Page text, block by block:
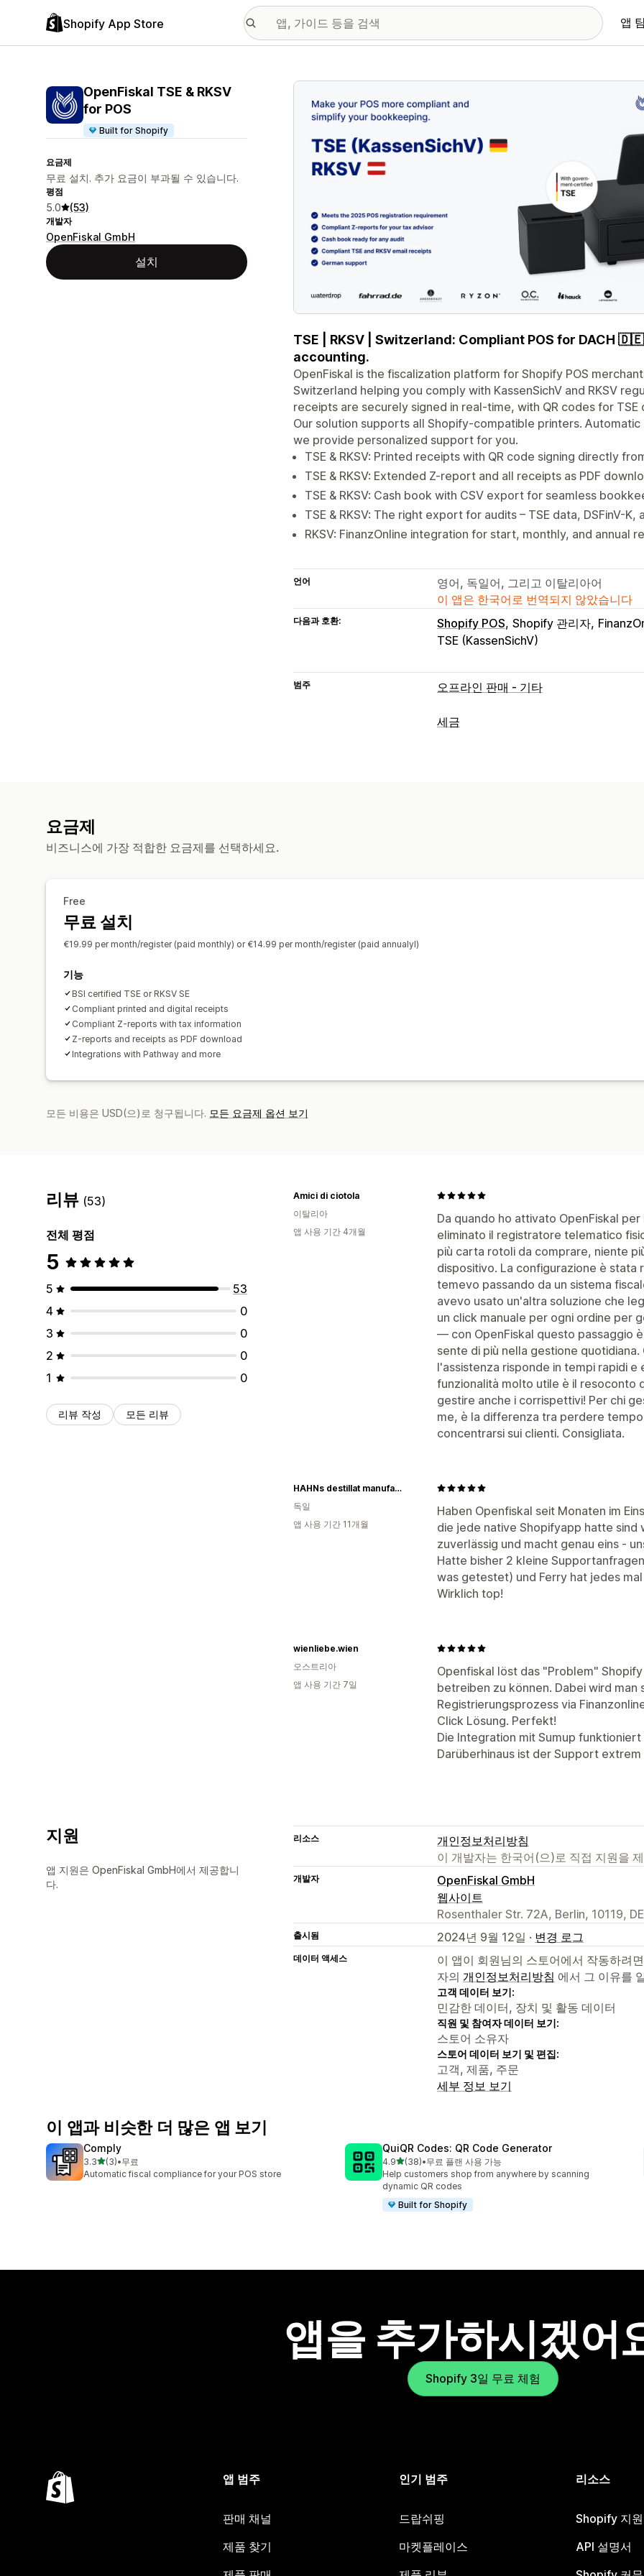
Shopify App Store 앱
OpenFiskal TSE & RKSV
for POS
Built for Shopify
요금제
무료 설치. 추가 요금이 부과될 수 있습니다.
평점
5.0 (53)
개발자
OpenFiskal GmbH
설치
추천 이미지 갤러리
TSE | RKSV | Switzerland: Compliant POS for
accounting.
OpenFiskal is the fiscalization platform for Shopify POS
Switzerland helping you comply with KassenSichV and RKSV
receipts are securely signed in real-time, with QR codes for
Our solution supports all Shopify-compatible printers.
we provide personalized support for you.
TSE & RKSV: Printed receipts with QR code signing directly
TSE & RKSV: Extended Z-report and all receipts as PDF
TSE & RKSV: Cash book with CSV export for seamless
TSE & RKSV: The right export for audits – TSE data, DSFinV-K,
RKSV: FinanzOnline integration for start, monthly, and annual
언어
영어, 독일어, 그리고 이탈리아어
이 앱은 한국어로 번역되지 않았습니다
다음과 호환: Shopify POS Shopify 관리자
TSE (KassenSichV)
범주 오프라인 판매 - 기타
세금
요금제
비즈니스에 가장 적합한 요금제를 선택하세요.
Free
무료 설치
€19.99 per month/register (paid monthly) or €14.99 per month/register (paid annualyl)
기능
BSI certified TSE or RKSV SE
Compliant printed and digital receipts
Compliant Z-reports with tax information
Z-reports and receipts as PDF download
Integrations with Pathway and more
모든 비용은 USD(으)로 청구됩니다. 모든 요금제 옵션 보기
리뷰 (53)
전체 평점
5
5
53
4
0
3
0
2
0
1
0
리뷰 작성 모든 리뷰
Da quando ho attivato OpenFiskal
eliminato il registratore telematico
più carta rotoli da comprare, niente
dispositivo. La configurazione è stata
temevo passando da un sistema
avevo usato un'altra soluzione che
un click manuale per ogni ordine per
— con OpenFiskal questo passaggio
sente di più nella gestione
l'assistenza risponde in tempi rapidi e
funzionalità molto utile è il resoconto
gestire anche i corrispettivi! Per chi
me, è la differenza tra perdere
concentrarsi sui clienti. Consigliata.
Amici di ciotola
이탈리아
앱 사용 기간 4개월
Haben Openfiskal seit Monaten im
die jede native Shopifyapp hatte sind
zuverlässig und macht genau eins -
Hatte bisher 2 kleine
was getestet) und Ferry hat jedes
Wirklich top!
HAHNs destillat manufaktur
독일
앱 사용 기간 11개월
Openfiskal löst das "Problem"
betreiben zu können. Dabei wird man
Registrierungsprozess via
Click Lösung. Perfekt!
Die Integration mit Sumup
Darüberhinaus ist der Support extrem
wienliebe.wien
오스트리아
앱 사용 기간 7일
지원
앱 지원은 OpenFiskal GmbH에서 제공합니
다.
리소스
개인정보처리방침
이 개발자는 한국어(으)로 직접 지원을
개발자
OpenFiskal GmbH
웹사이트
Rosenthaler Str. 72A, Berlin, 10119, DE
출시됨 2024년 9월 12일 · 변경 로그
데이터 액세스
이 앱이 회원님의 스토어에서 작동하려
자의 개인정보처리방침 에서 그 이유를
고객 데이터 보기:
민감한 데이터, 장치 및 활동 데이터
직원 및 참여자 데이터 보기:
스토어 소유자
스토어 데이터 보기 및 편집:
고객, 제품, 주문
세부 정보 보기
이 앱과 비슷한 더 많은 앱 보기
Comply
3.3별 5개 중
(3)
총 리뷰 3개
•무료
Automatic fiscal compliance for your POS store
QuiQR Codes: QR Code Generator
4.9별 5개 중
(38)
총 리뷰 38개
•무료 플랜 사용 가능
Help customers shop from anywhere by scanning
dynamic QR codes
Built for Shopify
앱을 추가하시겠어
Shopify 3일 무료 체험
앱 범주
판매 채널
제품 찾기
인기 범주
드랍쉬핑
마켓플레이스
리소스
Shopify 지원
API 설명서